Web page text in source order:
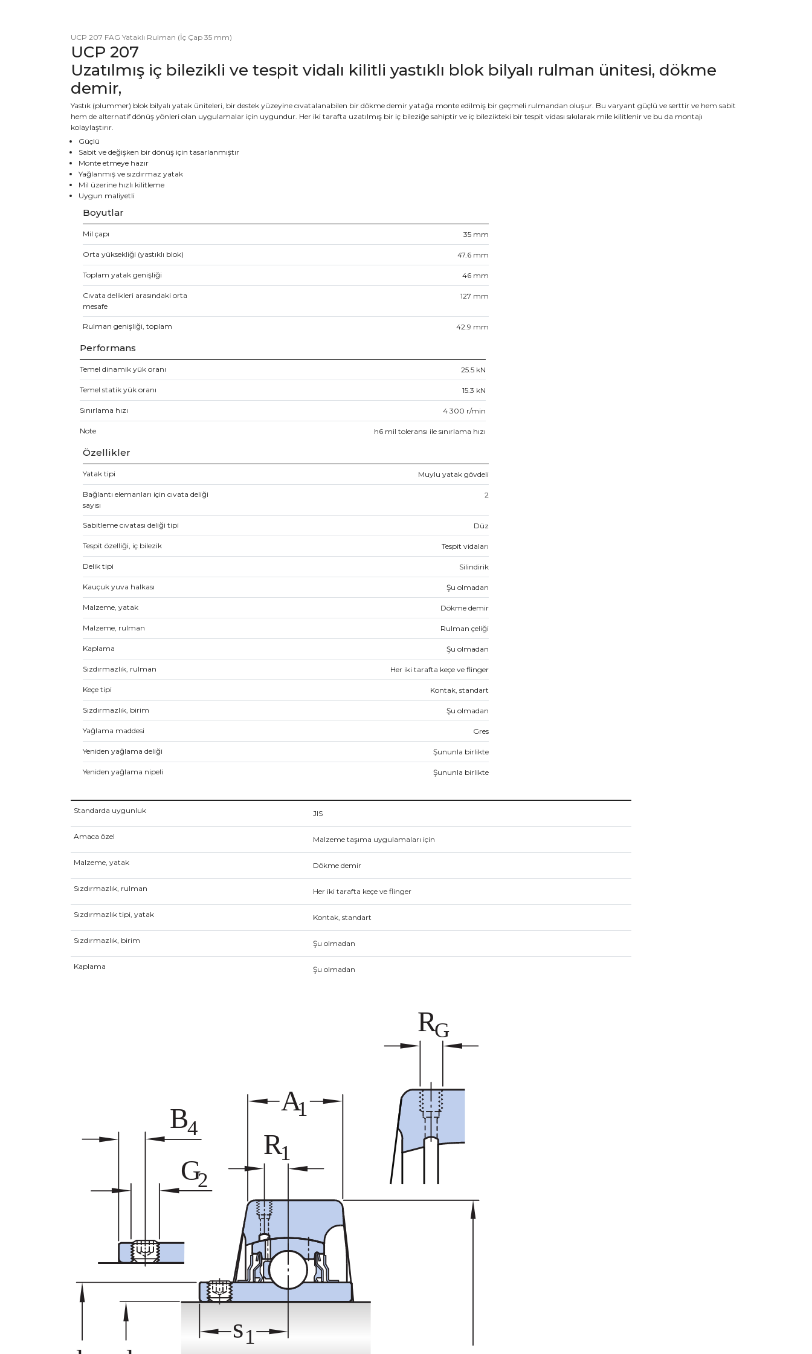
UCP 207 FAG Yataklı Rulman (İç Çap 35 mm)
UCP 207
Uzatılmış iç bilezikli ve tespit vidalı kilitli yastıklı blok bilyalı rulman ünitesi, dökme
demir,
Yastık (plummer) blok bilyalı yatak üniteleri, bir destek yüzeyine cıvatalanabilen bir dökme demir yatağa monte edilmiş bir geçmeli rulmandan oluşur. Bu varyant güçlü ve serttir ve hem sabit
hem de alternatif dönüş yönleri olan uygulamalar için uygundur. Her iki tarafta uzatılmış bir iç bileziğe sahiptir ve iç bilezikteki bir tespit vidası sıkılarak mile kilitlenir ve bu da montajı
kolaylaştırır.
Güçlü
Sabit ve değişken bir dönüş için tasarlanmıştır
Monte etmeye hazır
Yağlanmış ve sızdırmaz yatak
Mil üzerine hızlı kilitleme
Uygun maliyetli
Boyutlar
Mil çapı 35 mm
Orta yüksekliği (yastıklı blok) 47.6 mm
Toplam yatak genişliği 46 mm
Cıvata delikleri arasındaki orta
mesafe
127 mm
Rulman genişliği, toplam 42.9 mm
Performans
Temel dinamik yük oranı 25.5 kN
Temel statik yük oranı 15.3 kN
Sınırlama hızı 4 300 r/min
Note h6 mil toleransı ile sınırlama hızı
Özellikler
Yatak tipi Muylu yatak gövdeli
Bağlantı elemanları için cıvata deliği
sayısı
2
Sabitleme cıvatası deliği tipi Düz
Tespit özelliği, iç bilezik Tespit vidaları
Delik tipi Silindirik
Kauçuk yuva halkası Şu olmadan
Malzeme, yatak Dökme demir
Malzeme, rulman Rulman çeliği
Kaplama Şu olmadan
Sızdırmazlık, rulman Her iki tarafta keçe ve flinger
Keçe tipi Kontak, standart
Sızdırmazlık, birim Şu olmadan
Yağlama maddesi Gres
Yeniden yağlama deliği Şununla birlikte
Yeniden yağlama nipeli Şununla birlikte
Standarda uygunluk JIS
Amaca özel Malzeme taşıma uygulamaları için
Malzeme, yatak Dökme demir
Sızdırmazlık, rulman Her iki tarafta keçe ve flinger
Sızdırmazlık tipi, yatak Kontak, standart
Sızdırmazlık, birim Şu olmadan
Kaplama Şu olmadan